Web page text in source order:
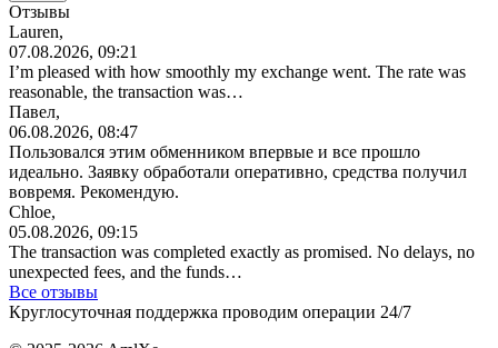
Отзывы
Lauren,
07.08.2026, 09:21
I’m pleased with how smoothly my exchange went. The rate was
reasonable, the transaction was…
Павел,
06.08.2026, 08:47
Пользовался этим обменником впервые и все прошло
идеально. Заявку обработали оперативно, средства получил
вовремя. Рекомендую.
Chloe,
05.08.2026, 09:15
The transaction was completed exactly as promised. No delays, no
unexpected fees, and the funds…
Все отзывы
Круглосуточная поддержка проводим операции 24/7